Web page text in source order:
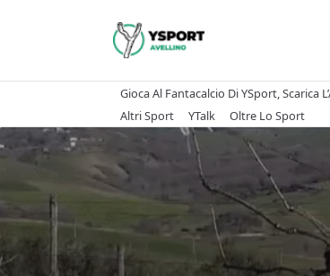
Gioca Al Fantacalcio Di YSport, Scarica
Altri Sport
YTalk Oltre Lo Sport